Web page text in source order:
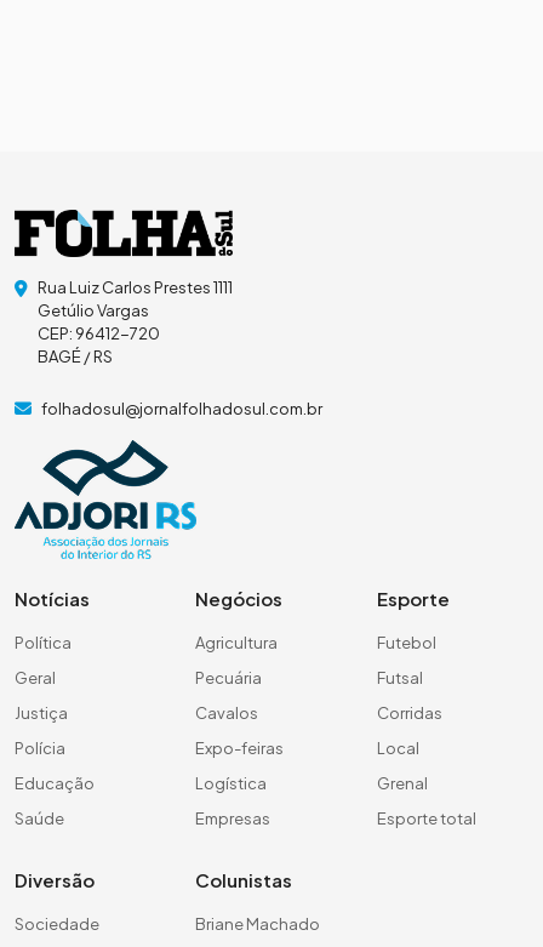
Rua Luiz Carlos Prestes 1111
Getúlio Vargas
CEP: 96412-720
BAGÉ / RS
folhadosul@jornalfolhadosul.com.br
Notícias
Política
Geral
Justiça
Polícia
Educação
Saúde
Negócios
Agricultura
Pecuária
Cavalos
Expo-feiras
Logística
Empresas
Esporte
Futebol
Futsal
Corridas
Local
Grenal
Esporte total
Diversão
Sociedade
Colunistas
Briane Machado